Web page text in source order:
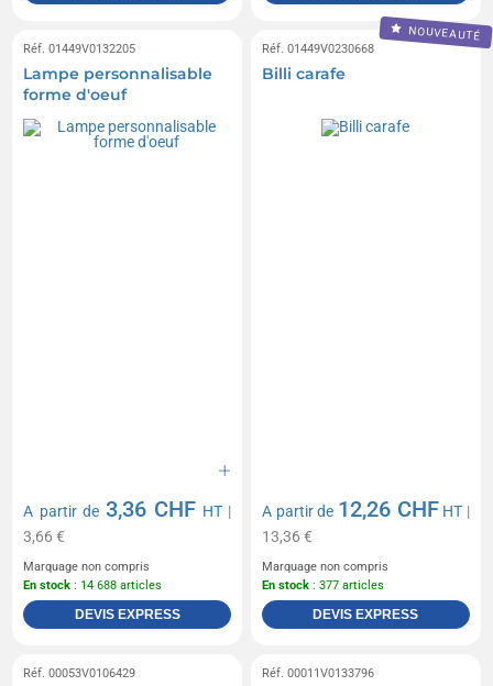
Réf. 01449V0132205
Lampe personnalisable
forme d'oeuf
A partir de 3,36 CHF HT|
3,66 €
Marquage non compris
En stock : 14 688 articles
DEVIS EXPRESS
NOUVEAUTÉ
Réf. 01449V0230668
Billi carafe
A partir de 12,26 CHF HT |
13,36 €
Marquage non compris
En stock : 377 articles
DEVIS EXPRESS
Réf. 00053V0106429 Réf. 00011V0133796